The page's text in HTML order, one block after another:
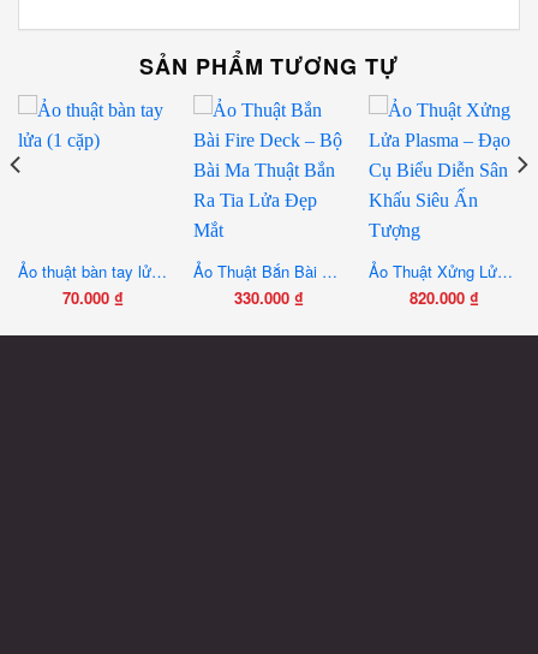
SẢN PHẨM TƯƠNG TỰ
Ảo thuật bàn tay lửa (1 cặp)
70.000₫
Ảo Thuật Bắn Bài Fire Deck – Bộ Bài Ma Thuật Bắn Ra Tia Lửa Đẹp Mắt
330.000 ₫
Ảo Thuật Xửng Lửa Plasma – Đạo Cụ Biểu Diễn Sân Khấu Siêu Ấn Tượng
820.000 ₫